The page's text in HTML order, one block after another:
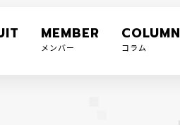
MEMBER
メンバー
COLUMN
コラム